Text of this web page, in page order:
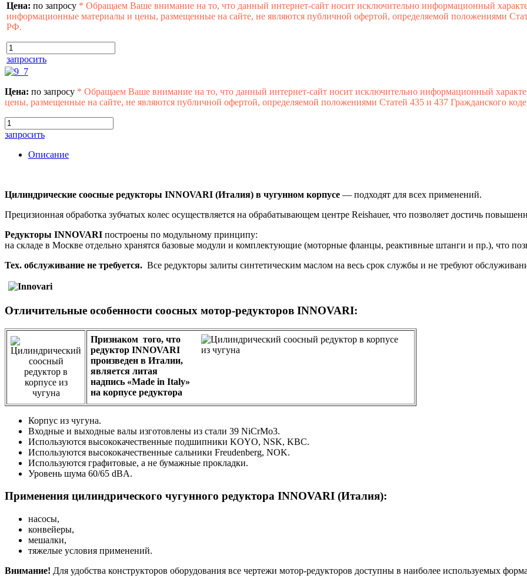
Цена: по запросу * Обращаем Ваше внимание на то, что данный интернет-сайт носит исключительно информационный
информационные материалы и цены, размещенные на сайте, не являются публичной офертой, определяемой положениями
РФ.
запросить
Цена: по запросу * Обращаем Ваше внимание на то, что данный интернет-сайт носит исключительно информационный
цены, размещенные на сайте, не являются публичной офертой, определяемой положениями Статей 435 и 437 Гражданского
запросить
Описание
Цилиндрические соосные редукторы INNOVARI (Италия) в чугунном корпусе — подходят для всех применений.
Прецизионная обработка зубчатых колес осуществляется на обрабатывающем центре Reishauer, что позволяет достичь
Редукторы INNOVARI построены по модульному принципу:
на складе в Москве отдельно хранятся базовые модули и комплектующие (моторные фланцы, реактивные штанги и пр.), что
Тех. обслуживание не требуется. Все редукторы залиты синтетическим маслом на весь срок службы и не требуют
Отличительные особенности соосных мотор-редукторов INNOVARI:
Признаком того, что
редуктор INNOVARI
произведен в Италии,
является литая
надпись «Made in Italy»
на корпусе редуктора
Корпус из чугуна.
Входные и выходные валы изготовлены из стали 39 NiCrMo3.
Используются высококачественные подшипники KOYO, NSK, KBC.
Используются высококачественные сальники Freudenberg, NOK.
Используются графитовые, а не бумажные прокладки.
Уровень шума 60/65 dBA.
Применения цилиндрического чугунного редуктора INNOVARI (Италия):
насосы,
конвейеры,
мешалки,
тяжелые условия применений.
Внимание! Для удобства конструкторов оборудования все чертежи мотор-редукторов доступны в наиболее используемых